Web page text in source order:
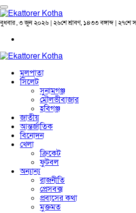
বুধবার , ৩ জুন ২০২৬ | ২৬শে শ্রাবণ, ১৪৩৩ বঙ্গাব্দ | ২৭শে
মূলপাতা
সিলেট
সুনামগঞ্জ
মৌলভীবাজার
হবিগঞ্জ
জাতীয়
আন্তর্জাতিক
বিনোদন
খেলা
ক্রিকেট
ফুটবল
অন্যান্য
রাজনীতি
প্রেসবক্স
প্রবাসের কথা
মুক্তমত